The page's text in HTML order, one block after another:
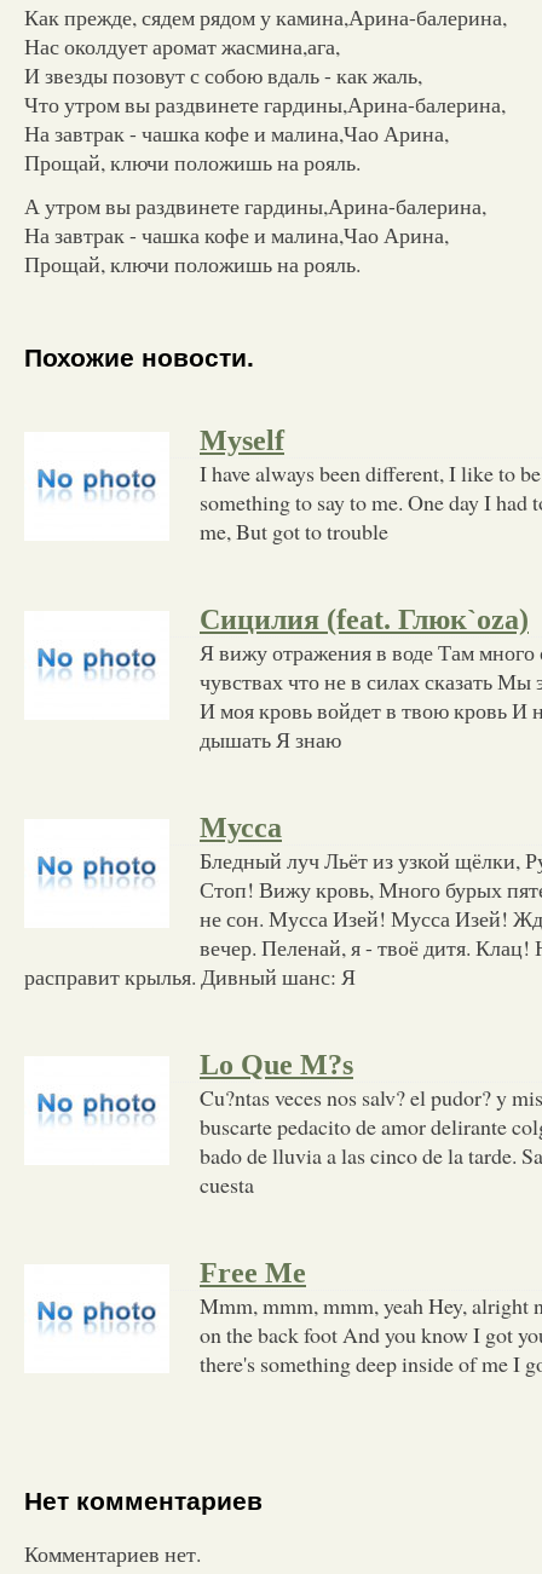
Как прежде, сядем рядом у камина,Арина-балерина,
Нас околдует аромат жасмина,ага,
И звезды позовут с собою вдаль - как жаль,
Что утром вы раздвинете гардины,Арина-балерина,
На завтрак - чашка кофе и малина,Чао Арина,
Прощай, ключи положишь на рояль.
А утром вы раздвинете гардины,Арина-балерина,
На завтрак - чашка кофе и малина,Чао Арина,
Прощай, ключи положишь на рояль.
Похожие новости.
Myself
I have always been different, I like to
something to say to me. One day I had
me, But got to trouble
Сицилия (feat. Глюк`oza)
Я вижу отражения в воде Там
чувствах что не в силах сказать
И моя кровь войдет в твою кровь И
дышать Я знаю
Мусса
Бледный луч Льёт из узкой щёлки,
Стоп! Вижу кровь, Много бурых
не сон. Мусса Изей! Мусса Изей!
вечер. Пеленай, я - твоё дитя.
расправит крылья. Дивный шанс: Я
Lo Que M?s
Cu?ntas veces nos salv? el pudor? y
buscarte pedacito de amor delirante
bado de lluvia a las cinco de la tarde.
cuesta
Free Me
Mmm, mmm, mmm, yeah Hey, alright
on the back foot And you know I got
there's something deep inside of me I
Нет комментариев
Комментариев нет.